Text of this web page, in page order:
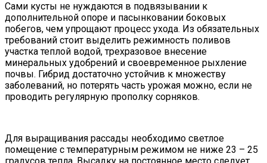
Сами кусты не нуждаются в подвязывании к
дополнительной опоре и пасынковании боковых
побегов, чем упрощают процесс ухода. Из обязательных
требований стоит выделить режимность поливов
участка теплой водой, трехразовое внесение
минеральных удобрений и своевременное рыхление
почвы. Гибрид достаточно устойчив к множеству
заболеваний, но потерять часть урожая можно, если не
проводить регулярную прополку сорняков.
Для выращивания рассады необходимо светлое
помещение с температурным режимом не ниже 23 – 25